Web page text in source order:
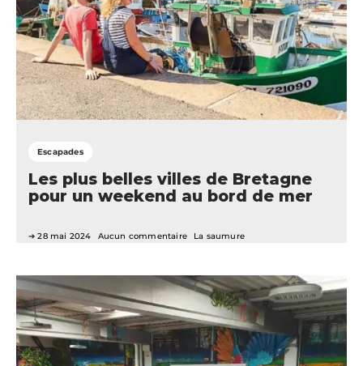
Escapades
Les plus belles villes de Bretagne
pour un weekend au bord de mer
28 mai 2024 Aucun commentaire La saumure